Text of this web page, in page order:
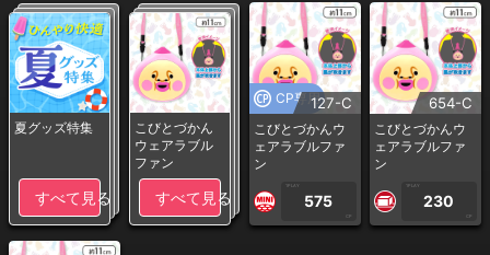
夏グッズ特集
すべて見る
こびとづかん
ウェアラブル
ファン
すべて見る
CP専用127-C
こびとづかんウ
ェアラブルファ
ン
1PLAY
575
CP
654-C
こびとづかんウ
ェアラブルファ
ン
1PLAY
230
CP